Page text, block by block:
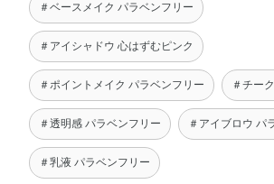
＃ベースメイク パラベンフリー
＃アイシャドウ 心はずむピンク
＃ポイントメイク パラベンフリー ＃チー
＃透明感 パラベンフリー ＃アイブロウ パ
＃乳液 パラベンフリー